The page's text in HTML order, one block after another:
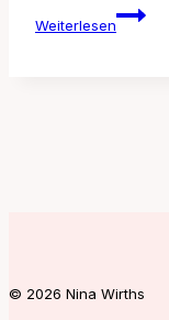
Weiterlesen
Current
Reads
© 2026 Nina Wirths